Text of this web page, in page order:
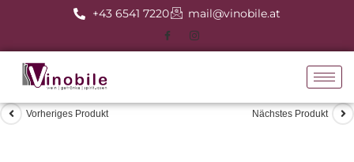
+43 6541 7220 mail@vinobile.at
Vorheriges Produkt Nächstes Produkt